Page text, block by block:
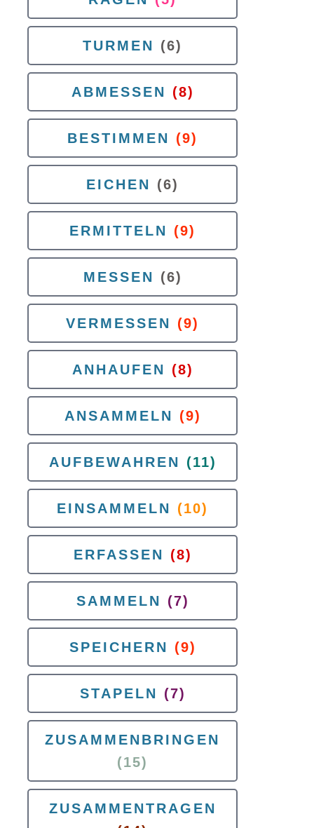
TURMEN (6)
ABMESSEN (8)
BESTIMMEN (9)
EICHEN (6)
ERMITTELN (9)
MESSEN (6)
VERMESSEN (9)
ANHAUFEN (8)
ANSAMMELN (9)
AUFBEWAHREN (11)
EINSAMMELN (10)
ERFASSEN (8)
SAMMELN (7)
SPEICHERN (9)
STAPELN (7)
ZUSAMMENBRINGEN
(15)
ZUSAMMENTRAGEN